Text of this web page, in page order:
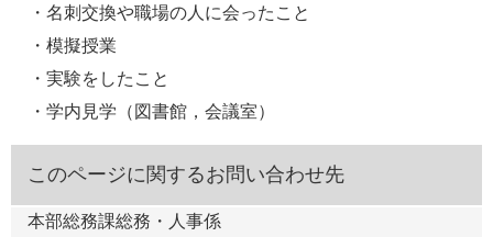
・名刺交換や職場の人に会ったこと
・模擬授業
・実験をしたこと
・学内見学（図書館，会議室）
このページに関するお問い合わせ先
本部総務課総務・人事係